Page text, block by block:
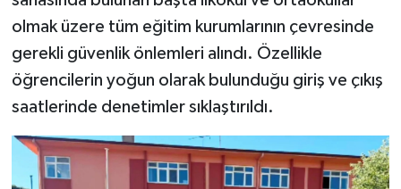
olmak üzere tüm eğitim kurumlarının çevresinde
gerekli güvenlik önlemleri alındı. Özellikle
öğrencilerin yoğun olarak bulunduğu giriş ve çıkış
saatlerinde denetimler sıklaştırıldı.